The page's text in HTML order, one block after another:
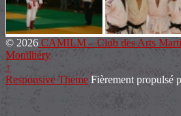
© 2026 CAMILM – Club des Arts
Montlhéry
↑
Responsive Theme Fièrement propulsé